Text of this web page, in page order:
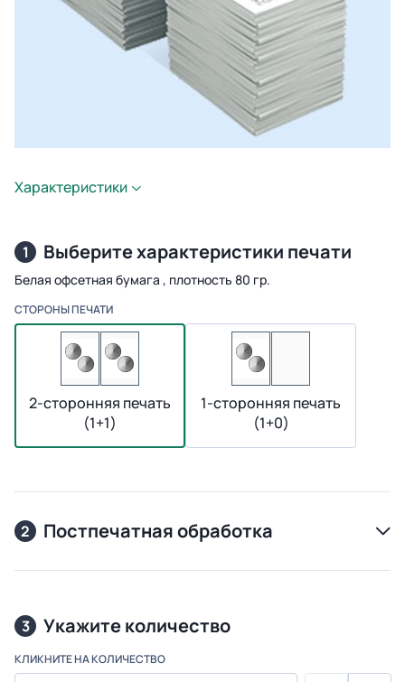
Характеристики
1 Выберите характеристики печати
Белая офсетная бумага , плотность 80 гр.
СТОРОНЫ ПЕЧАТИ
2-сторонняя печать
(1+1)
1-сторонняя печать
(1+0)
2 Постпечатная обработка
3 Укажите количество
КЛИКНИТЕ НА КОЛИЧЕСТВО